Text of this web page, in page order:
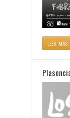
LEER MÁS